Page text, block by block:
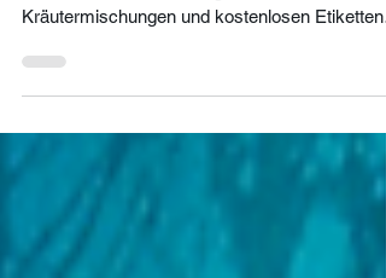
Räucherbündel selber machen aus Garten- und
Balkonkräutern. Anleitung mit 16